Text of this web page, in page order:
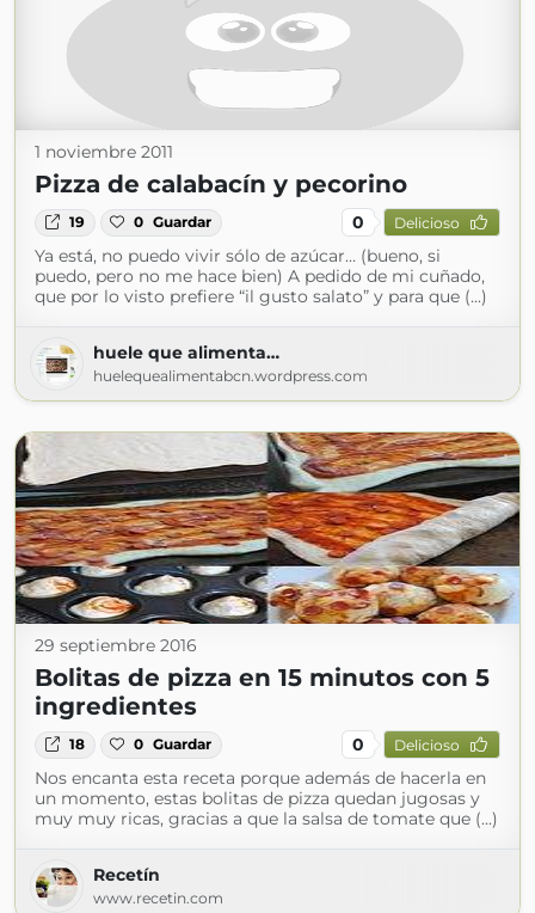
1 noviembre 2011
Pizza de calabacín y pecorino
19 0 Guardar 0 Delicioso
Ya está, no puedo vivir sólo de azúcar… (bueno, si
puedo, pero no me hace bien) A pedido de mi cuñado,
que por lo visto prefiere “il gusto salato” y para que (...)
huele que alimenta…
huelequealimentabcn.wordpress.com
29 septiembre 2016
Bolitas de pizza en 15 minutos con 5
ingredientes
18 0 Guardar 0 Delicioso
Nos encanta esta receta porque además de hacerla en
un momento, estas bolitas de pizza quedan jugosas y
muy muy ricas, gracias a que la salsa de tomate que (...)
Recetín
www.recetin.com